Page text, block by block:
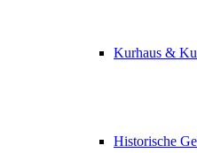
Kurhaus &
Historische